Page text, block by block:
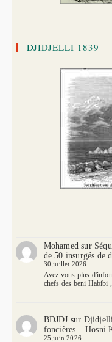
DJIDJELLI 1839
Mohamedsur
de 50 insurgés de
30 juillet 2026
Avez vous plus
chefs des beni Habibi
BDJDJ sur Djidjelli
foncières – Hosni
25 juin 2026